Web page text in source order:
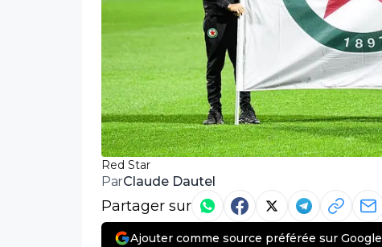
Red Star
ParClaude Dautel
Partager sur
Ajouter comme source préférée sur Google